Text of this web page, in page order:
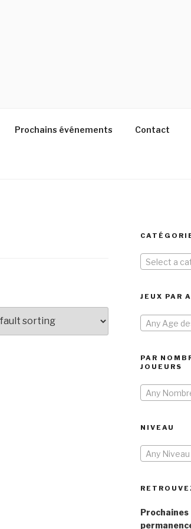
Prochains événements Contact
Select a
JEUX PAR
Any Age
PAR
JOUEURS
NIVEAU
Any
Prochaines